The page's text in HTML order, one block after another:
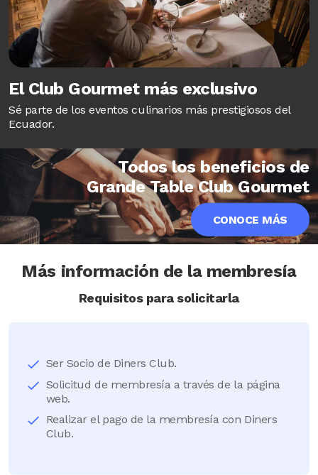
El Club Gourmet más exclusivo
Sé parte de los eventos culinarios más prestigiosos del
Ecuador.
Todos los beneficios de
Grande Table Club Gourmet
CONOCE MÁS
Más información de la membresía
Requisitos para solicitarla
Ser Socio de Diners Club.
Solicitud de membresía a través de la página
web.
Realizar el pago de la membresía con Diners
Club.